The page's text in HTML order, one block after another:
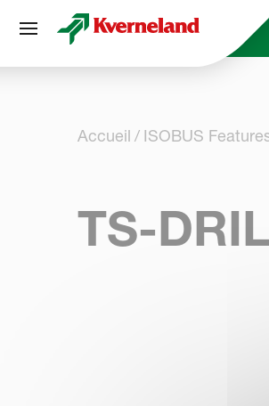
Accueil ISOBUS
TS-
Panneau de gestion des cookies